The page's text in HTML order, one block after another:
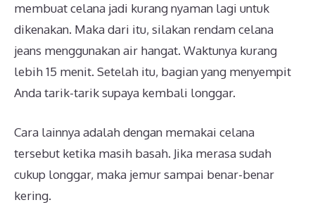
membuat celana jadi kurang nyaman lagi untuk
dikenakan. Maka dari itu, silakan rendam celana
jeans menggunakan air hangat. Waktunya kurang
lebih 15 menit. Setelah itu, bagian yang menyempit
Anda tarik-tarik supaya kembali longgar.
Cara lainnya adalah dengan memakai celana
tersebut ketika masih basah. Jika merasa sudah
cukup longgar, maka jemur sampai benar-benar
kering.